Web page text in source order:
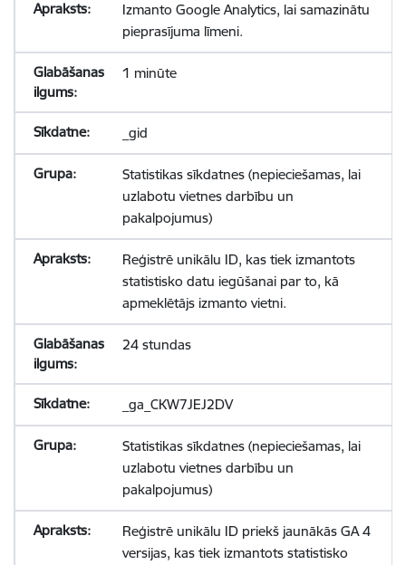
Izmanto Google Analytics, lai samazinātu
pieprasījuma līmeni.
1 minūte
_gid
Statistikas sīkdatnes (nepieciešamas, lai
uzlabotu vietnes darbību un
pakalpojumus)
Reģistrē unikālu ID, kas tiek izmantots
statistisko datu iegūšanai par to, kā
apmeklētājs izmanto vietni.
24 stundas
_ga_CKW7JEJ2DV
Statistikas sīkdatnes (nepieciešamas, lai
uzlabotu vietnes darbību un
pakalpojumus)
Reģistrē unikālu ID priekš jaunākās GA 4
versijas, kas tiek izmantots statistisko